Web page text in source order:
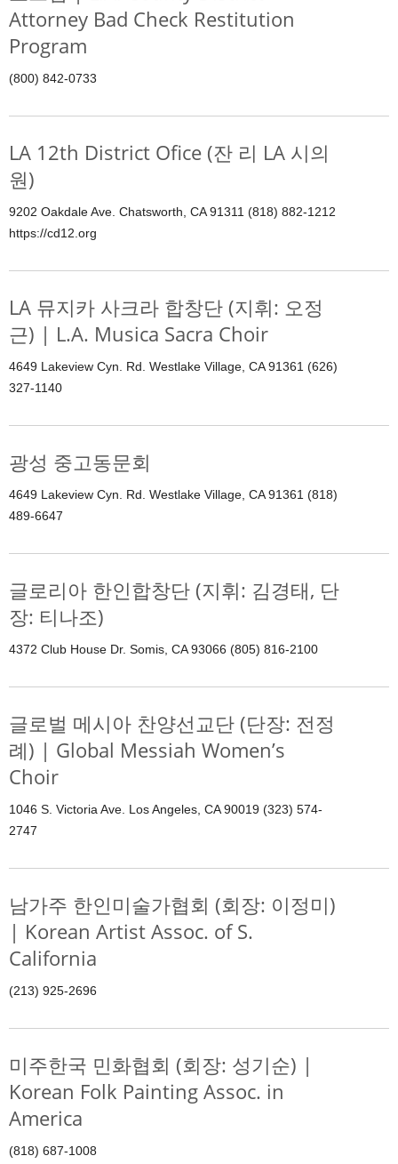
Attorney Bad Check Restitution
Program
(800) 842-0733
LA 12th District Ofice (잔 리 LA 시의
원)
9202 Oakdale Ave. Chatsworth, CA 91311 (818) 882-1212
https://cd12.org
LA 뮤지카 사크라 합창단 (지휘: 오정
근) | L.A. Musica Sacra Choir
4649 Lakeview Cyn. Rd. Westlake Village, CA 91361 (626)
327-1140
광성 중고동문회
4649 Lakeview Cyn. Rd. Westlake Village, CA 91361 (818)
489-6647
글로리아 한인합창단 (지휘: 김경태, 단
장: 티나조)
4372 Club House Dr. Somis, CA 93066 (805) 816-2100
글로벌 메시아 찬양선교단 (단장: 전정
례) | Global Messiah Women’s
Choir
1046 S. Victoria Ave. Los Angeles, CA 90019 (323) 574-
2747
남가주 한인미술가협회 (회장: 이정미)
| Korean Artist Assoc. of S.
California
(213) 925-2696
미주한국 민화협회 (회장: 성기순) |
Korean Folk Painting Assoc. in
America
(818) 687-1008